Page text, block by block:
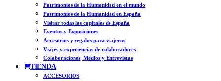
Patrimonios de la Humanidad en el mundo
Patrimonios de la Humanidad en España
Visitar todas las capitales de España
Eventos y Exposiciones
Accesorios y regalos para viajeros
Viajes y experiencias de colaboradores
Colaboraciones, Medios y Entrevistas
TIENDA
ACCESORIOS